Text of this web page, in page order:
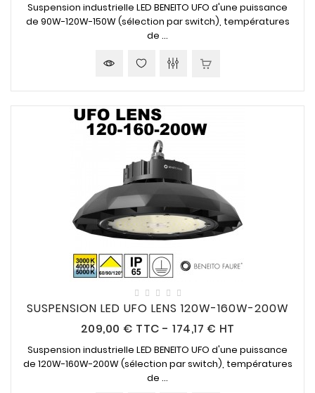
Suspension industrielle LED BENEITO UFO d'une puissance
de 90W-120W-150W (sélection par switch), températures
de ...
SUSPENSION LED UFO LENS 120W-160W-200W
209,00 € Prix
TTC - 174,17 € HT
Suspension industrielle LED BENEITO UFO d'une puissance
de 120W-160W-200W (sélection par switch), températures
de ...